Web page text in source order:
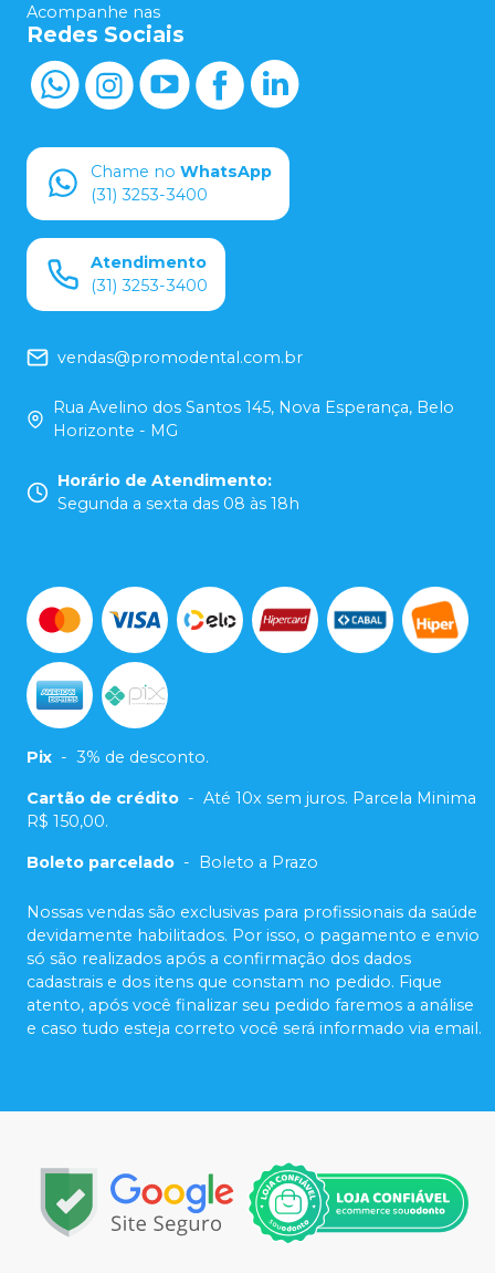
Acompanhe nas
Redes Sociais
Chame no WhatsApp
(31) 3253-3400
Atendimento
(31) 3253-3400
vendas@promodental.com.br
Rua Avelino dos Santos 145, Nova Esperança, Belo
Horizonte - MG
Horário de Atendimento:
Segunda a sexta das 08 às 18h
Pix - 3% de desconto.
Cartão de crédito - Até 10x sem juros. Parcela Minima
R$ 150,00.
Boleto parcelado - Boleto a Prazo
Nossas vendas são exclusivas para profissionais da saúde
devidamente habilitados. Por isso, o pagamento e envio
só são realizados após a confirmação dos dados
cadastrais e dos itens que constam no pedido. Fique
atento, após você finalizar seu pedido faremos a análise
e caso tudo esteja correto você será informado via email.